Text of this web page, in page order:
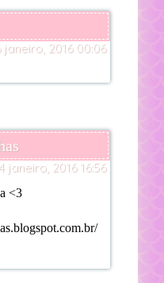
janeiro, 2016 00:06
janeiro, 2016 16:56
<3